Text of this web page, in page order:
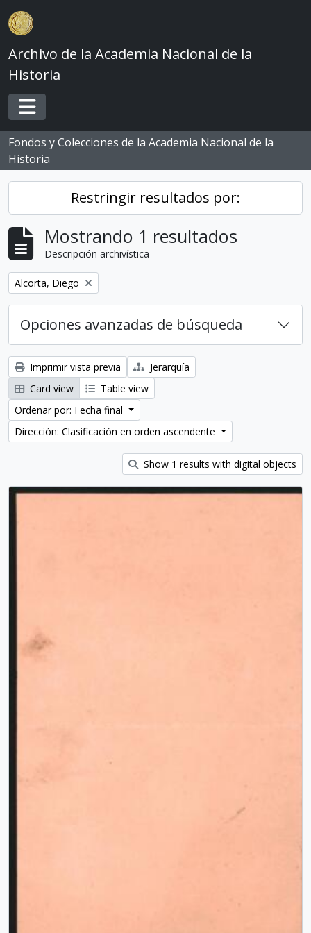
Skip to main content
Archivo de la Academia Nacional de la
Historia
Toggle navigation
Fondos y Colecciones de la Academia Nacional de la
Historia
Restringir resultados por:
Mostrando 1 resultados
Descripción archivística
Remove filter:
Alcorta, Diego
Opciones avanzadas de búsqueda
Imprimir vista previa
Jerarquía
Card view
Table view
Ordenar por: Fecha final
Dirección: Clasificación en orden ascendente
Show 1 results with digital objects